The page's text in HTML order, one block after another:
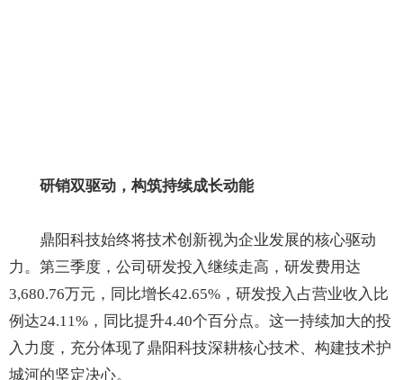
研销双驱动，构筑持续成长动能
鼎阳科技始终将技术创新视为企业发展的核心驱动
力。第三季度，公司研发投入继续走高，研发费用达
3,680.76万元，同比增长42.65%，研发投入占营业收入比
例达24.11%，同比提升4.40个百分点。这一持续加大的投
入力度，充分体现了鼎阳科技深耕核心技术、构建技术护
城河的坚定决心。